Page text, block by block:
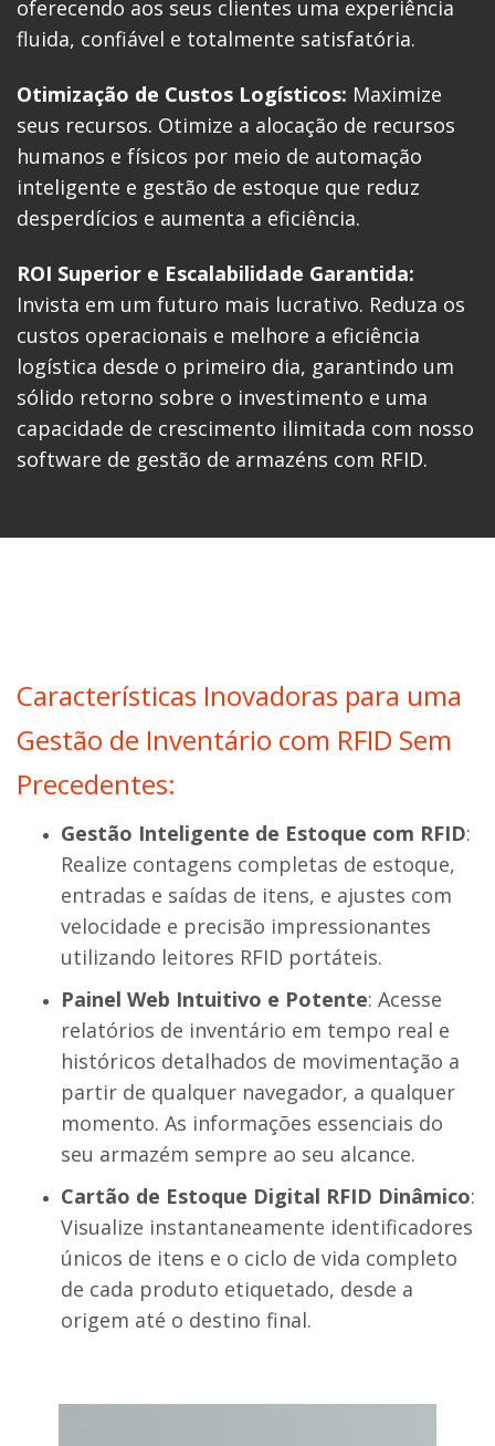
oferecendo aos seus clientes uma experiência
fluida, confiável e totalmente satisfatória.
Otimização de Custos Logísticos: Maximize
seus recursos. Otimize a alocação de recursos
humanos e físicos por meio de automação
inteligente e gestão de estoque que reduz
desperdícios e aumenta a eficiência.
ROI Superior e Escalabilidade Garantida:
Invista em um futuro mais lucrativo. Reduza os
custos operacionais e melhore a eficiência
logística desde o primeiro dia, garantindo um
sólido retorno sobre o investimento e uma
capacidade de crescimento ilimitada com nosso
software de gestão de armazéns com RFID.
Características Inovadoras para uma
Gestão de Inventário com RFID Sem
Precedentes:
Gestão Inteligente de Estoque com RFID:
Realize contagens completas de estoque,
entradas e saídas de itens, e ajustes com
velocidade e precisão impressionantes
utilizando leitores RFID portáteis.
Painel Web Intuitivo e Potente: Acesse
relatórios de inventário em tempo real e
históricos detalhados de movimentação a
partir de qualquer navegador, a qualquer
momento. As informações essenciais do
seu armazém sempre ao seu alcance.
Cartão de Estoque Digital RFID Dinâmico:
Visualize instantaneamente identificadores
únicos de itens e o ciclo de vida completo
de cada produto etiquetado, desde a
origem até o destino final.